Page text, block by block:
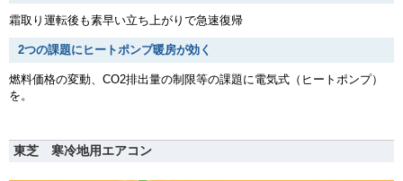
霜取り運転後も素早い立ち上がりで急速復帰
2つの課題にヒートポンプ暖房が効く
燃料価格の変動、CO2排出量の制限等の課題に電気式（ヒートポンプ）
を。
東芝 寒冷地用エアコン